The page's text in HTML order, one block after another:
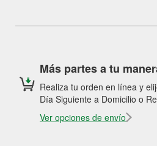
Más partes a tu
Realiza tu orden en línea y
Día Siguiente a Domicilio o
Ver opciones de envío